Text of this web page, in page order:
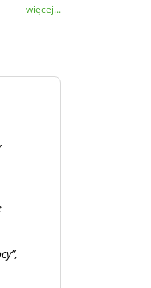
więcej...